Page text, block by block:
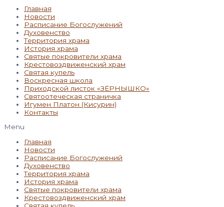
Главная
Новости
Расписание Богослужений
Духовенство
Территория храма
История храма
Святые покровители храма
Крестовоздвиженский храм
Святая купель
Воскресная школа
Приходской листок «ЗЁРНЫШКО»
Святоотеческая страничка
Игумен Платон (Кисурин)
Контакты
Menu
Главная
Новости
Расписание Богослужений
Духовенство
Территория храма
История храма
Святые покровители храма
Крестовоздвиженский храм